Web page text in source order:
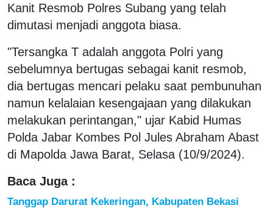
Kanit Resmob Polres Subang yang telah
dimutasi menjadi anggota biasa.
"Tersangka T adalah anggota Polri yang
sebelumnya bertugas sebagai kanit resmob,
dia bertugas mencari pelaku saat pembunuhan
namun kelalaian kesengajaan yang dilakukan
melakukan perintangan," ujar Kabid Humas
Polda Jabar Kombes Pol Jules Abraham Abast
di Mapolda Jawa Barat, Selasa (10/9/2024).
Baca Juga :
Tanggap Darurat Kekeringan, Kabupaten Bekasi